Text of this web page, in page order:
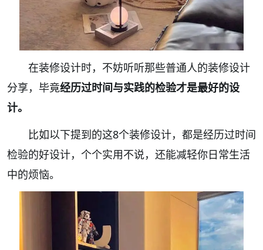
在装修设计时，不妨听听那些普通人的装修设计
分享，毕竟经历过时间与实践的检验才是最好的设
计。
比如以下提到的这8个装修设计，都是经历过时间
检验的好设计，个个实用不说，还能减轻你日常生活
中的烦恼。